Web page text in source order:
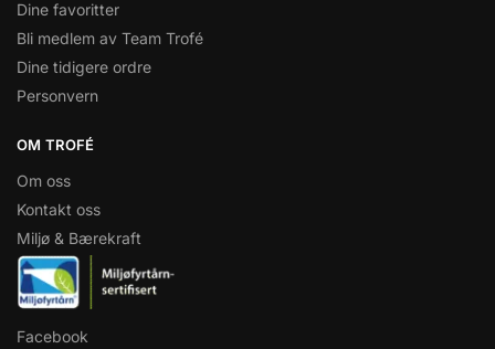
Dine favoritter
Bli medlem av Team Trofé
Dine tidigere ordre
Personvern
OM TROFÉ
Om oss
Kontakt oss
Miljø & Bærekraft
Facebook